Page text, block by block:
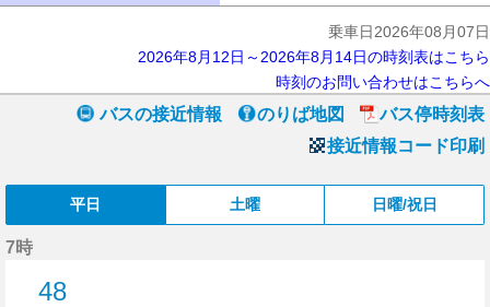
乗車日2026年08月07日
2026年8月12日～2026年8月14日の時刻表はこちら
時刻のお問い合わせはこちらへ
バスの接近情報 のりば地図
バス停時刻表
接近情報コード印刷
平日 土曜 日曜/祝日
7時
48